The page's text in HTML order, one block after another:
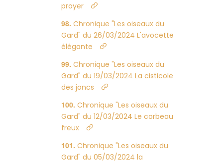
proyer
Chronique "Les oiseaux du
Gard" du 26/03/2024 L'avocette
élégante
Chronique "Les oiseaux du
Gard" du 19/03/2024 La cisticole
des joncs
Chronique "Les oiseaux du
Gard" du 12/03/2024 Le corbeau
freux
Chronique "Les oiseaux du
Gard" du 05/03/2024 la